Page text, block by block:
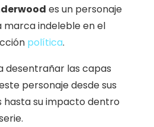
es un personaje
marca indeleble en el
política.
desentrañar las capas
personaje desde sus
hasta su impacto dentro